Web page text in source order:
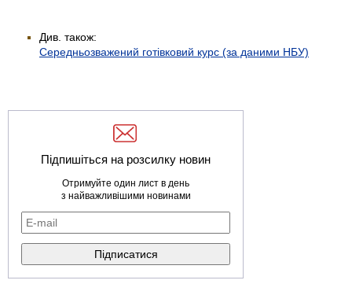
Див. також:
Середньозважений готівковий курс (за даними НБУ)
Підпишіться на розсилку новин
Отримуйте один лист в день
з найважливішими новинами